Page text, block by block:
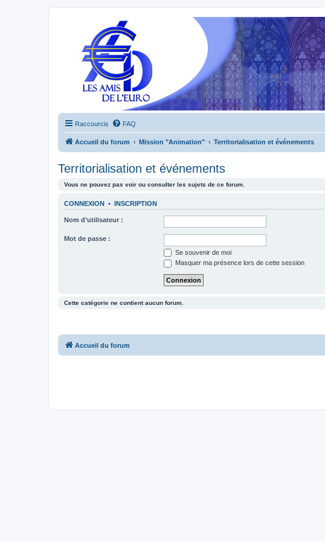
Raccourcis FAQ
Accueil du forum Mission "Animation" Territorialisation et événements
Territorialisation et événements
Vous ne pouvez pas voir ou consulter les sujets de ce forum.
CONNEXION • INSCRIPTION
Nom d’utilisateur :
Mot de passe :
Se souvenir de moi
Masquer ma présence lors de cette session
Cette catégorie ne contient aucun forum.
Accueil du forum